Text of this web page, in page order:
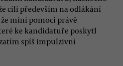
cílí především na odlákání
míní pomoci právě
ke kandidatuře poskytl
spíš impulzivní